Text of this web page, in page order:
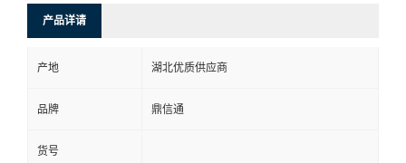
产品详请
产地 湖北优质供应商
品牌 鼎信通
货号